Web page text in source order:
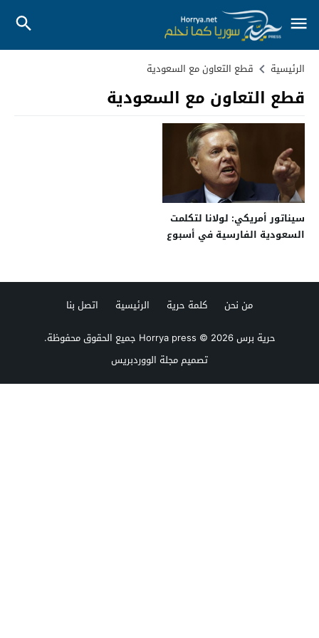
الرئيسية قطع التعاون مع السعودية
قطع التعاون مع السعودية
سيناتور أمريكي: لولانا لتكلمت
السعودية الفارسية في أسبوع
من نحن كلمة حرية الرئيسية
اتصل بنا
حرية برس Horrya press© 2026 جميع الحقوق محفوظة.
تصميممجلة الووردبريس